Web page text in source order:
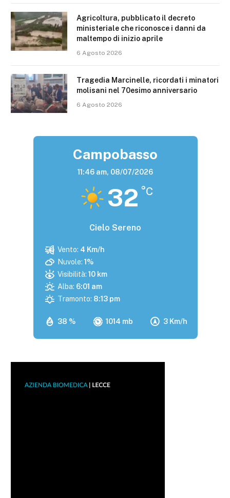
Agricoltura, pubblicato il decreto
ministeriale che riconosce i danni da
maltempo di inizio aprile
6 Agosto 2026
Tragedia Marcinelle, ricordati i minatori
molisani nel 70esimo anniversario
6 Agosto 2026
Campobasso
11:46 am, 08/07/2026
32 °C
Cielo Sereno
38 % 1014 mb 3 Km/h
Vento: 4 Km/h
Nuvole: 1%
Visibilità: 10 km
Alba: 6:01 am
Tramonto: 8:13 pm